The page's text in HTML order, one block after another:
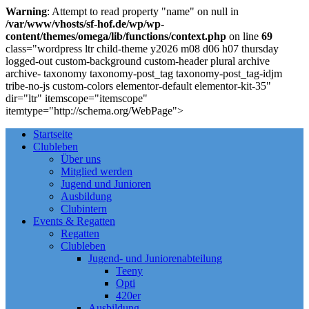
Warning: Attempt to read property "name" on null in
/var/www/vhosts/sf-hof.de/wp/wp-
content/themes/omega/lib/functions/context.php on line 69
class="wordpress ltr child-theme y2026 m08 d06 h07 thursday
logged-out custom-background custom-header plural archive
archive- taxonomy taxonomy-post_tag taxonomy-post_tag-idjm
tribe-no-js custom-colors elementor-default elementor-kit-35"
dir="ltr" itemscope="itemscope"
itemtype="http://schema.org/WebPage">
Startseite
Clubleben
Über uns
Mitglied werden
Jugend und Junioren
Ausbildung
Clubintern
Events & Regatten
Regatten
Clubleben
Jugend- und Juniorenabteilung
Teeny
Opti
420er